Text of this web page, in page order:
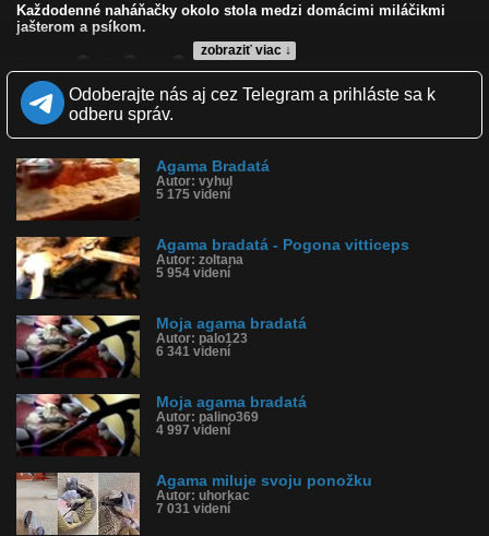
zobraziť viac ↓
Každodenné naháňačky okolo stola medzi domácimi miláčikmi
jašterom a psíkom.
LQ
Zverejnené: 15.4.2015 12:24
Páči sa: 93% (54 hlasov)
Obľúbené: 20
Komentárov: 55
Kategória: zvieratká
Tagy: jašter, agama, jašterica, pes, čivava, naháňačka, plaz
História sledovanosti videa:
Odoberajte nás aj cez Telegram a prihláste sa k
odberu správ.
Agama Bradatá
Autor: vyhul
5 175 videní
Agama bradatá - Pogona vitticeps
Autor: zoltana
5 954 videní
Moja agama bradatá
Autor: palo123
6 341 videní
Moja agama bradatá
Autor: palino369
4 997 videní
Agama miluje svoju ponožku
Autor: uhorkac
7 031 videní